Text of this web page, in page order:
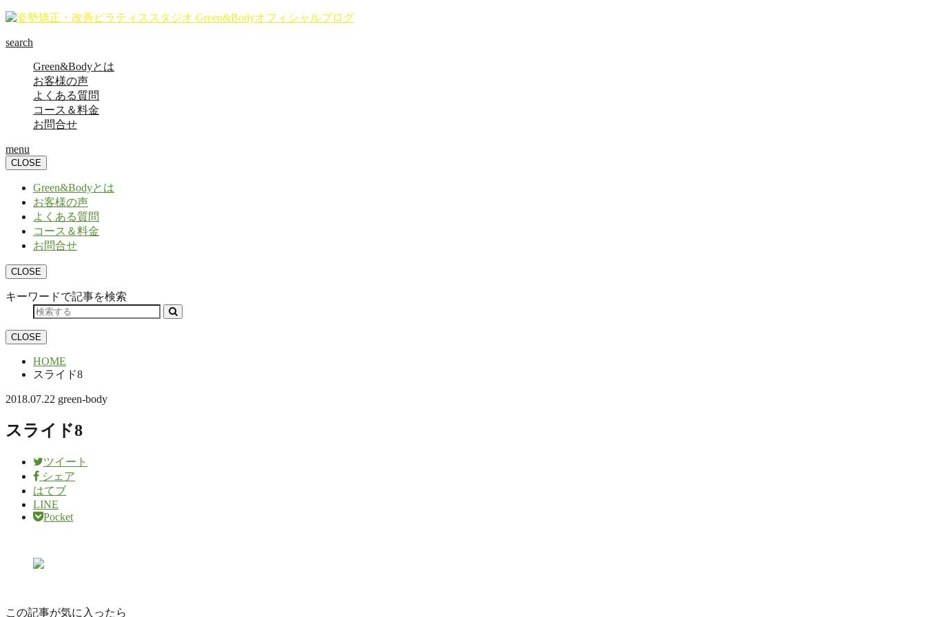
search
Green&Bodyとは
お客様の声
よくある質問
コース＆料金
お問合せ
menu
CLOSE
Green&Bodyとは
お客様の声
よくある質問
コース＆料金
お問合せ
CLOSE
キーワードで記事を検索
CLOSE
HOME
スライド8
2018.07.22 green-body
スライド8
ツイート
シェア
はてブ
LINE
Pocket
この記事が気に入ったら